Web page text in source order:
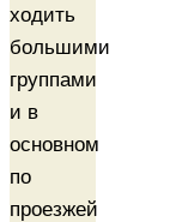
ходить
большими
группами
и в
основном
по
проезжей